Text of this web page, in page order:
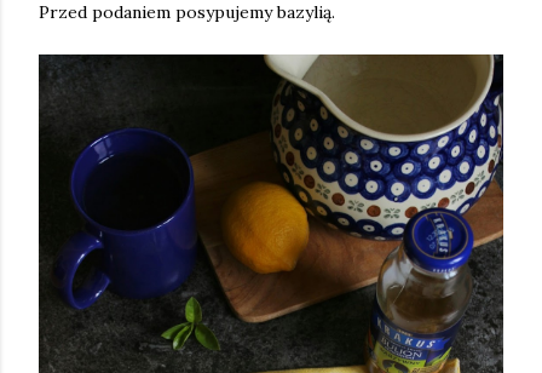
Przed podaniem posypujemy bazylią.